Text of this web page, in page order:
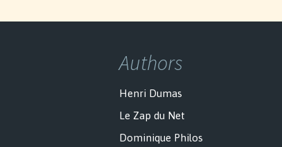
Authors
Henri Dumas
Le Zap du Net
Dominique Philos